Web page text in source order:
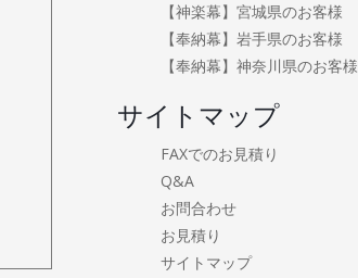
【神楽幕】宮城県のお客様
【奉納幕】岩手県のお客様
【奉納幕】神奈川県のお客様
サイトマップ
FAXでのお見積り
Q&A
お問合わせ
お見積り
サイトマップ